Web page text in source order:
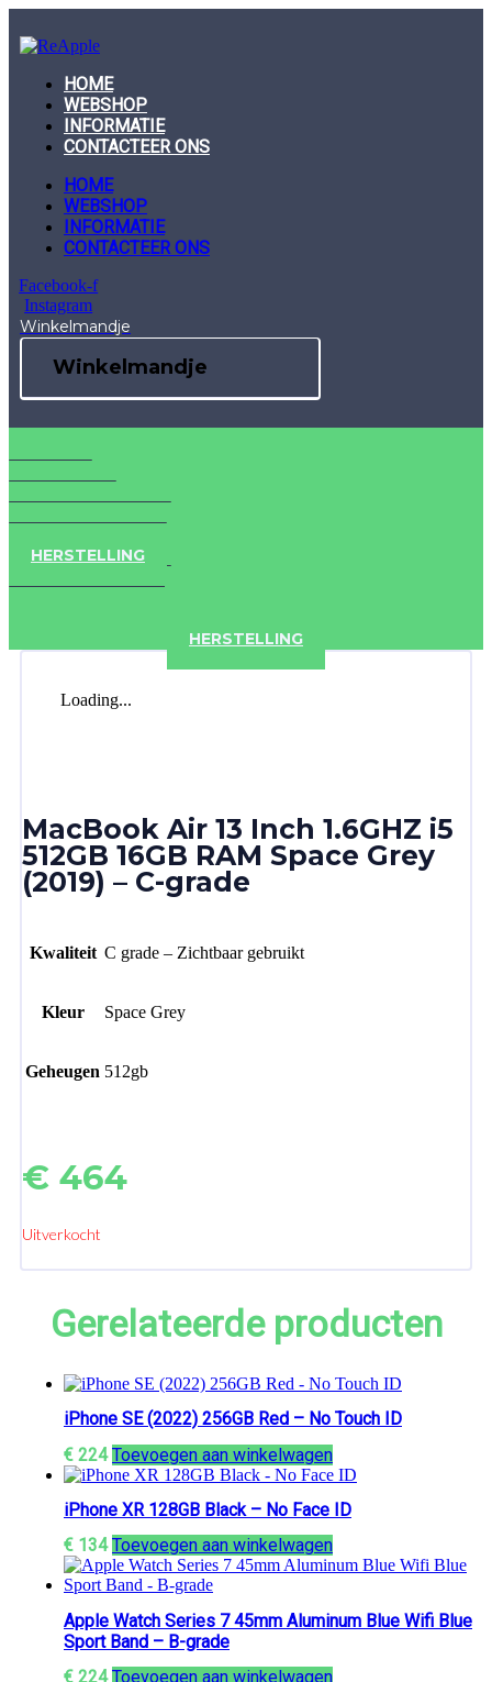
to
content
HOME
WEBSHOP
INFORMATIE
CONTACTEER ONS
HOME
WEBSHOP
INFORMATIE
CONTACTEER ONS
Facebook-f
Instagram
Winkelmandje
Winkelmandje
HERSTELLING
HERSTELLING
Loading...
MacBook Air 13 Inch 1.6GHZ i5
512GB 16GB RAM Space Grey
(2019) – C-grade
Kwaliteit C grade – Zichtbaar gebruikt
Kleur Space Grey
Geheugen 512gb
€ 464
Uitverkocht
Gerelateerde producten
iPhone SE (2022) 256GB Red – No Touch ID
€ 224 Toevoegen aan winkelwagen
iPhone XR 128GB Black – No Face ID
€ 134 Toevoegen aan winkelwagen
Apple Watch Series 7 45mm Aluminum Blue Wifi Blue
Sport Band – B-grade
€ 224 Toevoegen aan winkelwagen